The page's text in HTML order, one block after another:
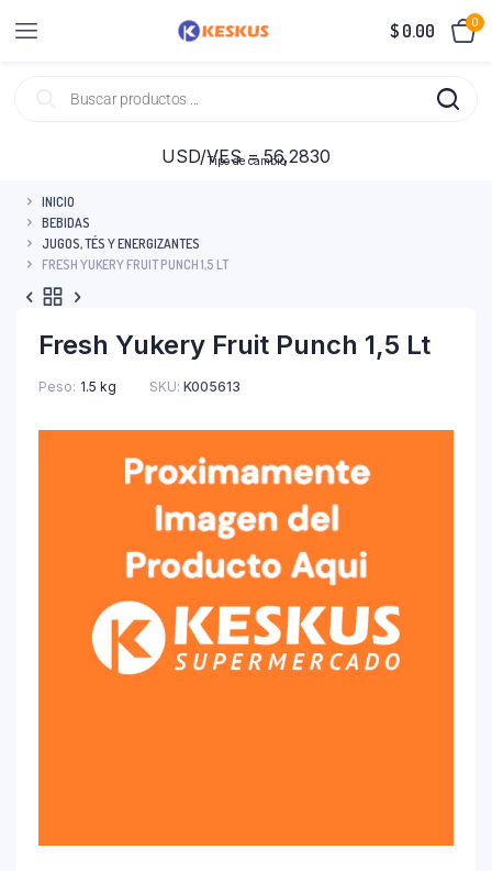
$ 0.00 0
Tipo de cambio
USD/VES = 56,2830
INICIO
BEBIDAS
JUGOS, TÉS Y ENERGIZANTES
FRESH YUKERY FRUIT PUNCH 1,5 LT
Fresh Yukery Fruit Punch 1,5 Lt
Peso 1.5 kg SKU: K005613